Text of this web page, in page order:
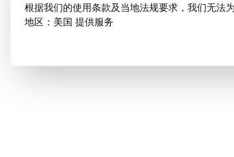
根据我们的使用条款及当地法规要求，我们无法
地区：美国 提供服务